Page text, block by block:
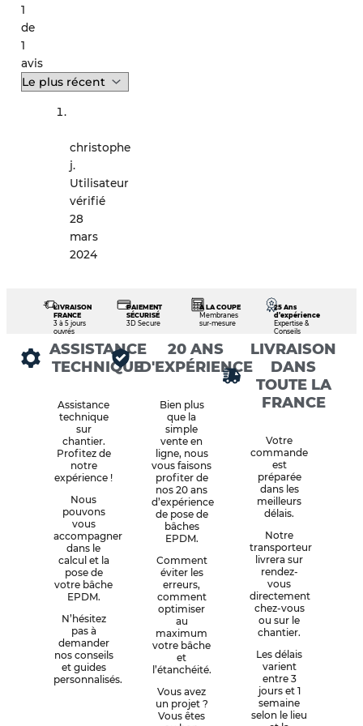
1
de
1
avis
christophe
j.
Utilisateur
vérifié
28
mars
2024
LIVRAISON
FRANCE
3 à 5 jours
ouvrés
PAIEMENT
SÉCURISÉ
3D Secure
À LA COUPE
Membranes
sur-mesure
25 Ans
d’expérience
Expertise &
Conseils
ASSISTANCE
TECHNIQUE
Assistance
technique
sur
chantier.
Profitez de
notre
expérience !
Nous
pouvons
vous
accompagner
dans le
calcul et la
pose de
votre bâche
EPDM.
N’hésitez
pas à
demander
nos conseils
et guides
personnalisés.
20 ANS
D'EXPÉRIENCE
Bien plus
que la
simple
vente en
ligne, nous
vous faisons
profiter de
nos 20 ans
d’expérience
de pose de
bâches
EPDM.
Comment
éviter les
erreurs,
comment
optimiser
au
maximum
votre bâche
et
l’étanchéité.
Vous avez
un projet ?
Vous êtes
LIVRAISON
DANS
TOUTE LA
FRANCE
Votre
commande
est
préparée
dans les
meilleurs
délais.
Notre
transporteur
livrera sur
rendez-
vous
directement
chez-vous
ou sur le
chantier.
Les délais
varient
entre 3
jours et 1
semaine
selon le lieu